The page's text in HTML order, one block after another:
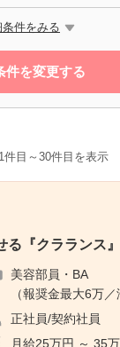
条件をみる
件を変更する
1件目～30件目を表示
る『クラランス
美容部員・BA
（報奨金最大6万
正社員/契約社員
月給25万円 ～ 35